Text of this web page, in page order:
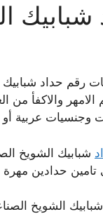
شبابيك
رقم حداد شبابيك
الامهر والاكفأ من
وجنسيات عربية أو
شبابيك الشويخ
تامين حدادين
شبابيك الشويخ